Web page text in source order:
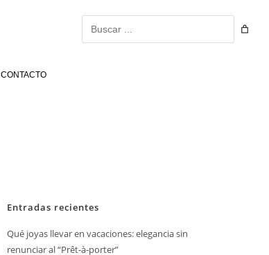
CONTACTO
Entradas recientes
Qué joyas llevar en vacaciones: elegancia sin
renunciar al “Prêt-à-porter”